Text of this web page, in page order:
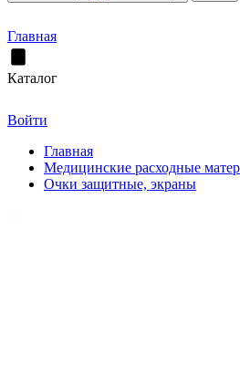
Главная
Каталог
Войти
Главная
Медицинские расходные
Очки защитные, экраны